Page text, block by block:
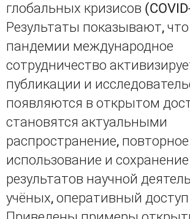
глобальных кризисов
Результаты показывают,
пандемии международное
сотрудничество
публикации и
появляются в открытом
становятся актуальными
распространение, повторное
использование и сохранение
результатов научной
учёных, оперативный